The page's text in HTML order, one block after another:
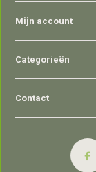
Mijn account
Categorieën
Contact